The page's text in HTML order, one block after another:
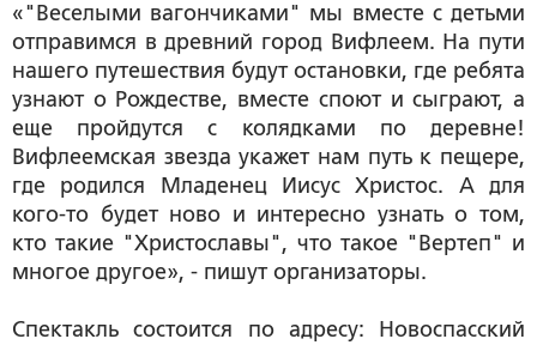
«"Веселыми вагончиками" мы вместе с детьми
отправимся в древний город Вифлеем. На пути
нашего путешествия будут остановки, где ребята
узнают о Рождестве, вместе споют и сыграют, а
еще пройдутся с колядками по деревне!
Вифлеемская звезда укажет нам путь к пещере,
где родился Младенец Иисус Христос. А для
кого-то будет ново и интересно узнать о том,
кто такие "Христославы", что такое "Вертеп" и
многое другое», - пишут организаторы.
Спектакль состоится по адресу: Новоспасский